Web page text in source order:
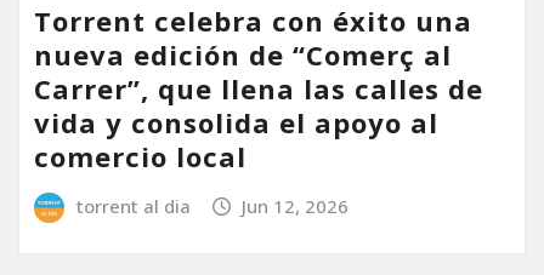
Torrent celebra con éxito una
nueva edición de “Comerç al
Carrer”, que llena las calles de
vida y consolida el apoyo al
comercio local
torrent al dia Jun 12, 2026